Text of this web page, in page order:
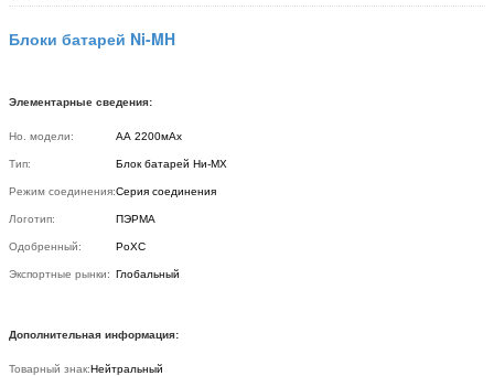
Блоки батарей Ni-MH
Элементарные сведения:
Но. модели: АА 2200мАх
Тип: Блок батарей Ни-МХ
Режим соединения:Серия соединения
Логотип: ПЭРМА
Одобренный: РоХС
Экспортные рынки: Глобальный
Дополнительная информация:
Товарный знак:Нейтральный